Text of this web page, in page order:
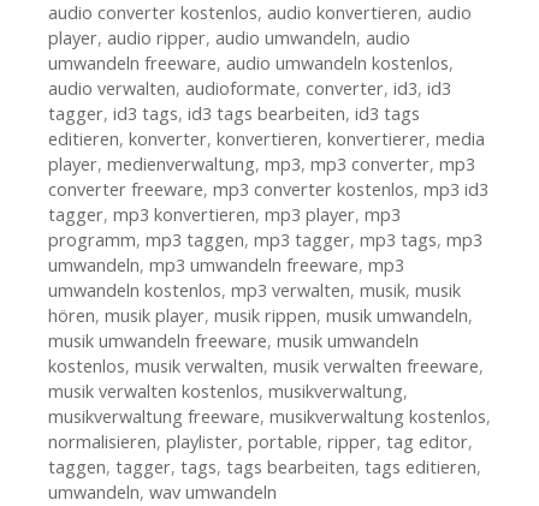
audio converter kostenlos, audio konvertieren, audio
player, audio ripper, audio umwandeln, audio
umwandeln freeware, audio umwandeln kostenlos,
audio verwalten, audioformate, converter, id3, id3
tagger, id3 tags, id3 tags bearbeiten, id3 tags
editieren, konverter, konvertieren, konvertierer, media
player, medienverwaltung, mp3, mp3 converter, mp3
converter freeware, mp3 converter kostenlos, mp3 id3
tagger, mp3 konvertieren, mp3 player, mp3
programm, mp3 taggen, mp3 tagger, mp3 tags, mp3
umwandeln, mp3 umwandeln freeware, mp3
umwandeln kostenlos, mp3 verwalten, musik, musik
hören, musik player, musik rippen, musik umwandeln,
musik umwandeln freeware, musik umwandeln
kostenlos, musik verwalten, musik verwalten freeware,
musik verwalten kostenlos, musikverwaltung,
musikverwaltung freeware, musikverwaltung kostenlos,
normalisieren, playlister, portable, ripper, tag editor,
taggen, tagger, tags, tags bearbeiten, tags editieren,
umwandeln, wav umwandeln